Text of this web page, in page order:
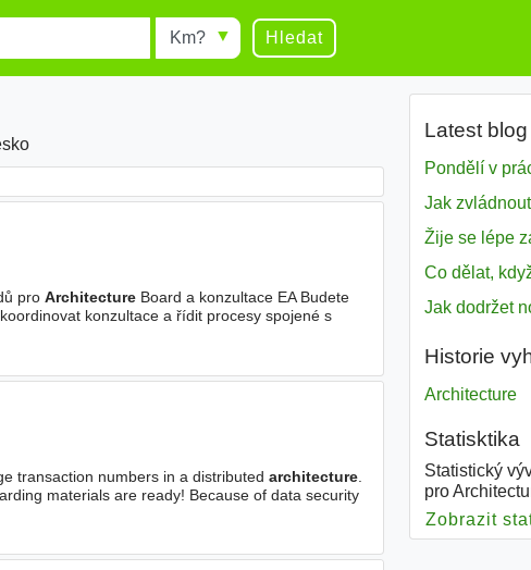
Radius Hledat
pro ArchitectureBoard a konzultace EA Budete
konzultace a řídit procesy spojené s
transaction numbers in a distributed architecture.
materials are ready! Because of data security
Latest
Jak
Co dělat,
Historie
Architecture
Statisktika
Statistický
pro
Zobrazit